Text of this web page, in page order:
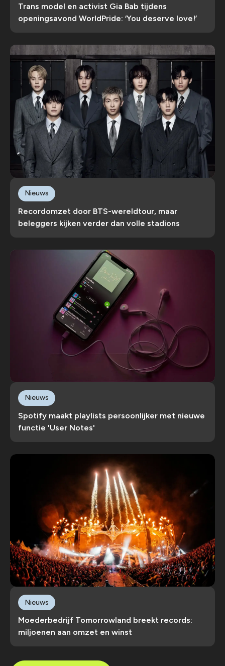
Trans model en activist Gia Bab tijdens
openingsavond WorldPride: ‘You deserve love!’
Recordomzet door BTS-wereldtour, maar
beleggers kijken verder dan volle stadions
Nieuws
Spotify maakt playlists persoonlijker met nieuwe
functie 'User Notes'
Nieuws
Moederbedrijf Tomorrowland breekt records:
miljoenen aan omzet en winst
Nieuws